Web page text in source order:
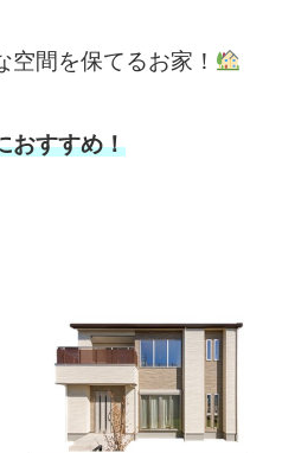
間を保てるお家！
おすすめ！